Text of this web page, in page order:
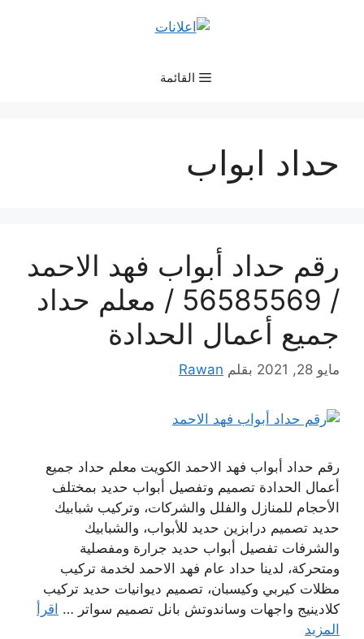
القائمة
حداد ابواب
رقم حداد أبواب فهد الاحمد
/ 56585569 / معلم حداد
جميع أعمال الحدادة
مايو 28, 2021 بقلم Rawan
رقم حداد أبواب فهد الاحمد الكويت معلم حداد جميع
أعمال الحدادة تصميم وتفصيل أبواب حديد بمختلف
الأحجام للمنازل والفلل والشركات، وتركيب شبابيك
حديد تصميم درابزين حديد للأبواب، والشبابيك
والشرفات تفصيل أبواب حديد جرارة ومفصلية
ومتحركة، لدينا حداد عام فهد الاحمد لخدمة تركيب
مظلات كيربي وكيسبان، تصميم ديوانيات حديد تركيب
كلادينيج واجهات وساندوتش بانل تصميم سواتر … اقرأ
المزيد